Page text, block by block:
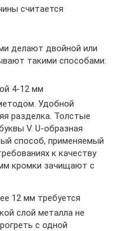
считается
делают двойной или
такими способами:
4-12 мм
Удобной
разделка. Толстые
V. U-образная
способ, применяемый
к качеству
кромки зачищают с
12 мм требуется
слой металла не
с одной